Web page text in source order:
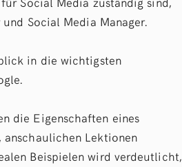
Social Media Manager.
in die wichtigsten
die Eigenschaften eines
Lektionen
Beispielen wird verdeutlicht,